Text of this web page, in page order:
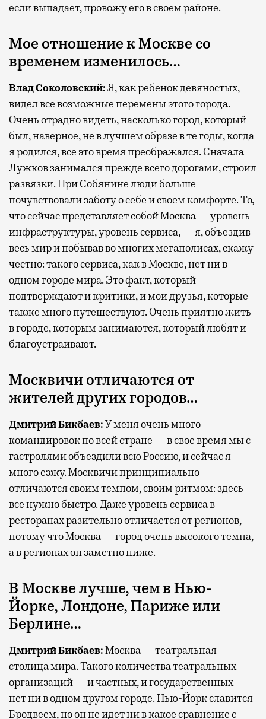
если выпадает, провожу его в своем районе.
Мое отношение к Москве со
временем изменилось…
Влад Соколовский:Я, как ребенок девяностых,
видел все возможные перемены этого города.
Очень отрадно видеть, насколько город, который
был, наверное, не в лучшем образе в те годы, когда
я родился, все это время преображался. Сначала
Лужков занимался прежде всего дорогами, строил
развязки. При Собянине люди больше
почувствовали заботу о себе и своем комфорте. То,
что сейчас представляет собой Москва — уровень
инфраструктуры, уровень сервиса, — я, объездив
весь мир и побывав во многих мегаполисах, скажу
честно: такого сервиса, как в Москве, нет ни в
одном городе мира. Это факт, который
подтверждают и критики, и мои друзья, которые
также много путешествуют. Очень приятно жить
в городе, которым занимаются, который любят и
благоустраивают.
Москвичи отличаются от
жителей других городов…
Дмитрий Бикбаев:У меня очень много
командировок по всей стране — в свое время мы с
гастролями объездили всю Россию, и сейчас я
много езжу. Москвичи принципиально
отличаются своим темпом, своим ритмом: здесь
все нужно быстро. Даже уровень сервиса в
ресторанах разительно отличается от регионов,
потому что Москва — город очень высокого темпа,
а в регионах он заметно ниже.
В Москве лучше, чем в Нью-
Йорке, Лондоне, Париже или
Берлине…
Дмитрий Бикбаев:Москва — театральная
столица мира. Такого количества театральных
организаций — и частных, и государственных —
нет ни в одном другом городе. Нью-Йорк славится
Бродвеем, но он не идет ни в какое сравнение с